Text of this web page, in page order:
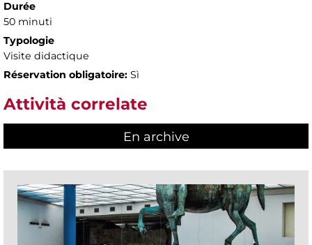
Durée
50 minuti
Typologie
Visite didactique
Réservation obligatoire: Sì
Attività correlate
En archive